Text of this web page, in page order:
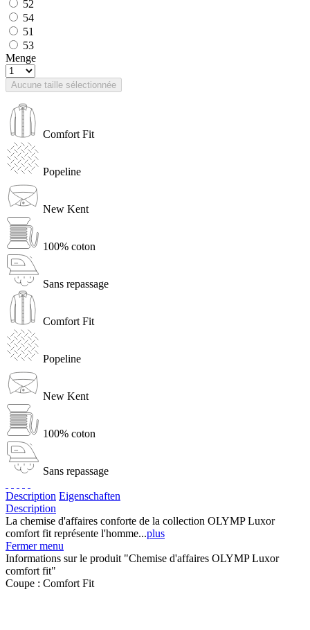
52
54
51
53
Menge
Aucune taille sélectionnée
Comfort Fit
Popeline
New Kent
100% coton
Sans repassage
Comfort Fit
Popeline
New Kent
100% coton
Sans repassage
Description Eigenschaften
Description
La chemise d'affaires conforte de la collection OLYMP Luxor
comfort fit représente l'homme...plus
Fermer menu
Informations sur le produit "Chemise d'affaires OLYMP Luxor
comfort fit"
Coupe : Comfort Fit